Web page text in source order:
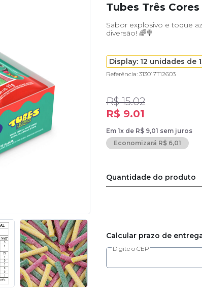
Tubes Três
Sabor explosivo e toque
diversão! 🌈🍭
Display: 12 unidades de
Referência: 313017T12603
R$ 15.02
R$ 9.01
Em 1x de R$ 9,01 sem juros
Economizará R$ 6,01
Quantidade do produto
Calcular prazo de
Digite o CEP